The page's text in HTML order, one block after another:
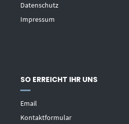
Datenschutz
Impressum
SO ERREICHT IHR UNS
Email
Kontaktformular